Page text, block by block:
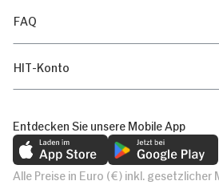
FAQ
HIT-Konto
Entdecken Sie unsere Mobile App
Alle Preise in Euro (€) inkl. gesetzlicher